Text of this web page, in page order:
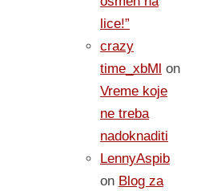
lice!”
crazy
time_xbMl on
Vreme koje
ne treba
nadoknaditi
LennyAspib
on Blog za